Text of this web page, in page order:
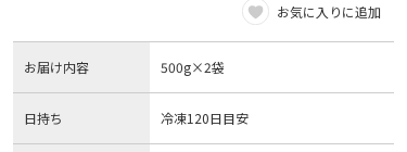
お気に入りに追加
お届け内容 500g×2袋
日持ち 冷凍120日目安